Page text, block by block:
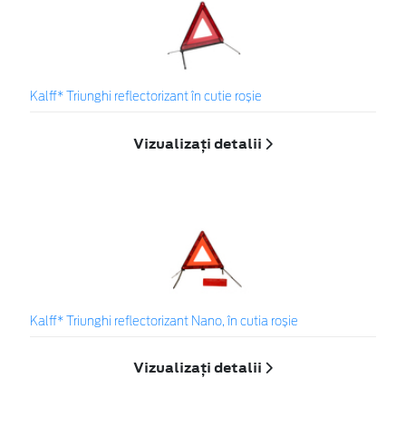
Kalff* Triunghi reflectorizant în cutie roșie
Vizualizați detalii
Kalff* Triunghi reflectorizant Nano, în cutia roșie
Vizualizați detalii